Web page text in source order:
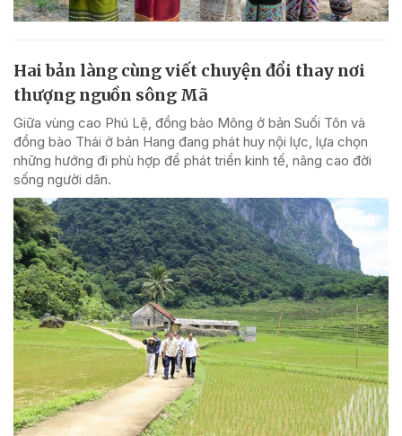
Hai bản làng cùng viết chuyện đổi thay nơi
thượng nguồn sông Mã
Giữa vùng cao Phú Lệ, đồng bào Mông ở bản Suối Tôn và
đồng bào Thái ở bản Hang đang phát huy nội lực, lựa chọn
những hướng đi phù hợp để phát triển kinh tế, nâng cao đời
sống người dân.